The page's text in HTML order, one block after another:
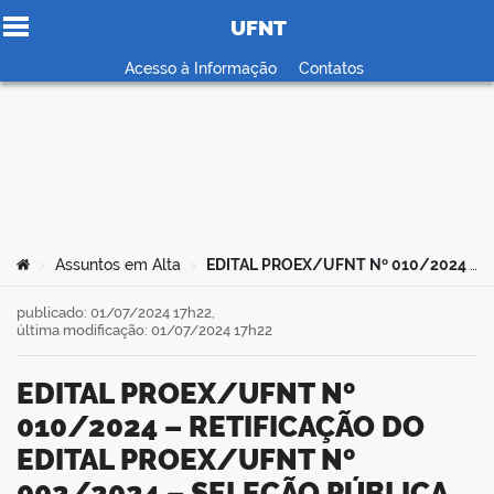
Ir para o conteúdo
UFNT
Acesso à Informação Contatos
Você está aqui:
Assuntos em Alta EDITAL PROEX/UFNT Nº 010/2024 – RETIFICAÇÃO DO EDITAL PROEX/UFNT Nº 002/2024 – SELEÇÃO PÚBLICA DE BOLSA DE EXTENSÃO, CULTURA E ASSUNTOS COMUNITÁRIOS – EDITAL FLORESÇA
EDITAL PROEX/UFNT Nº
010/2024 – RETIFICAÇÃO DO
EDITAL PROEX/UFNT Nº
publicado: 01/07/2024 17h22,
última modificação: 01/07/2024 17h22